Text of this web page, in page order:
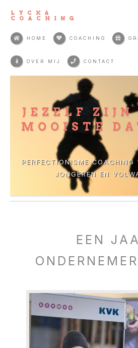
JEZELF
MOOISTE
PERFECTIONISME COACHING
JONGEREN EN
LYCKA
COACHING
HOME COACHING
OVER MIJ CONTACT
EEN